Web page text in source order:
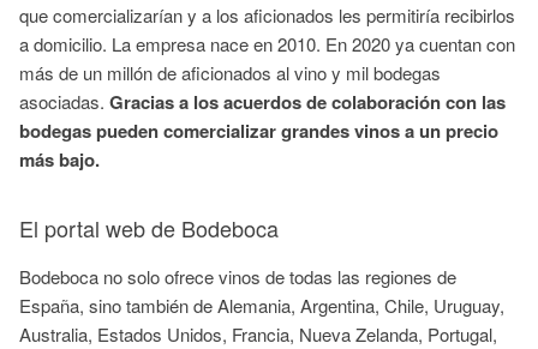
que comercializarían y a los aficionados les permitiría recibirlos
a domicilio. La empresa nace en 2010. En 2020 ya cuentan con
más de un millón de aficionados al vino y mil bodegas
asociadas. Gracias a los acuerdos de colaboración con las
bodegas pueden comercializar grandes vinos a un precio
más bajo.
El portal web de Bodeboca
Bodeboca no solo ofrece vinos de todas las regiones de
España, sino también de Alemania, Argentina, Chile, Uruguay,
Australia, Estados Unidos, Francia, Nueva Zelanda, Portugal,